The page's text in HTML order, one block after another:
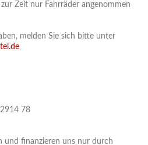
Zeit nur Fahrräder angenommen
melden Sie sich bitte unter
78
und finanzieren uns nur durch